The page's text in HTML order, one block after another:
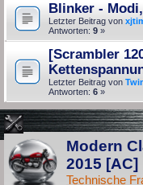
Blinker -
Letzter Beitrag von
Antworten: 9 »
[Scrambler
Letzter Beitrag von
Antworten: 6 »
Modern
2015 [AC]
Technische